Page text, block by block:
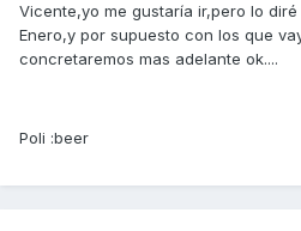
Vicente,yo me gustaría ir,pero lo
Enero,y por supuesto con los que
concretaremos mas adelante ok....
Poli :beer